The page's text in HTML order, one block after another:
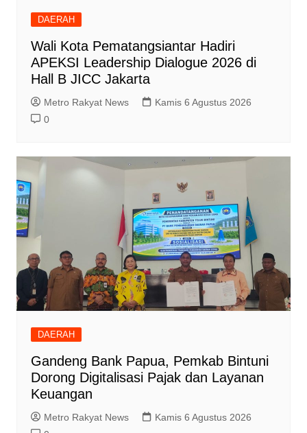
DAERAH
Wali Kota Pematangsiantar Hadiri
APEKSI Leadership Dialogue 2026 di
Hall B JICC Jakarta
Metro Rakyat News
Kamis 6 Agustus 2026
0
DAERAH
Gandeng Bank Papua, Pemkab Bintuni
Dorong Digitalisasi Pajak dan Layanan
Keuangan
Metro Rakyat News
Kamis 6 Agustus 2026